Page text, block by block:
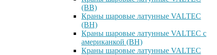
(ВВ)
Краны шаровые латунные VALTEC
(ВН)
Краны шаровые латунные VALTEC с
американкой (ВН)
Краны шаровые латунные VALTEC